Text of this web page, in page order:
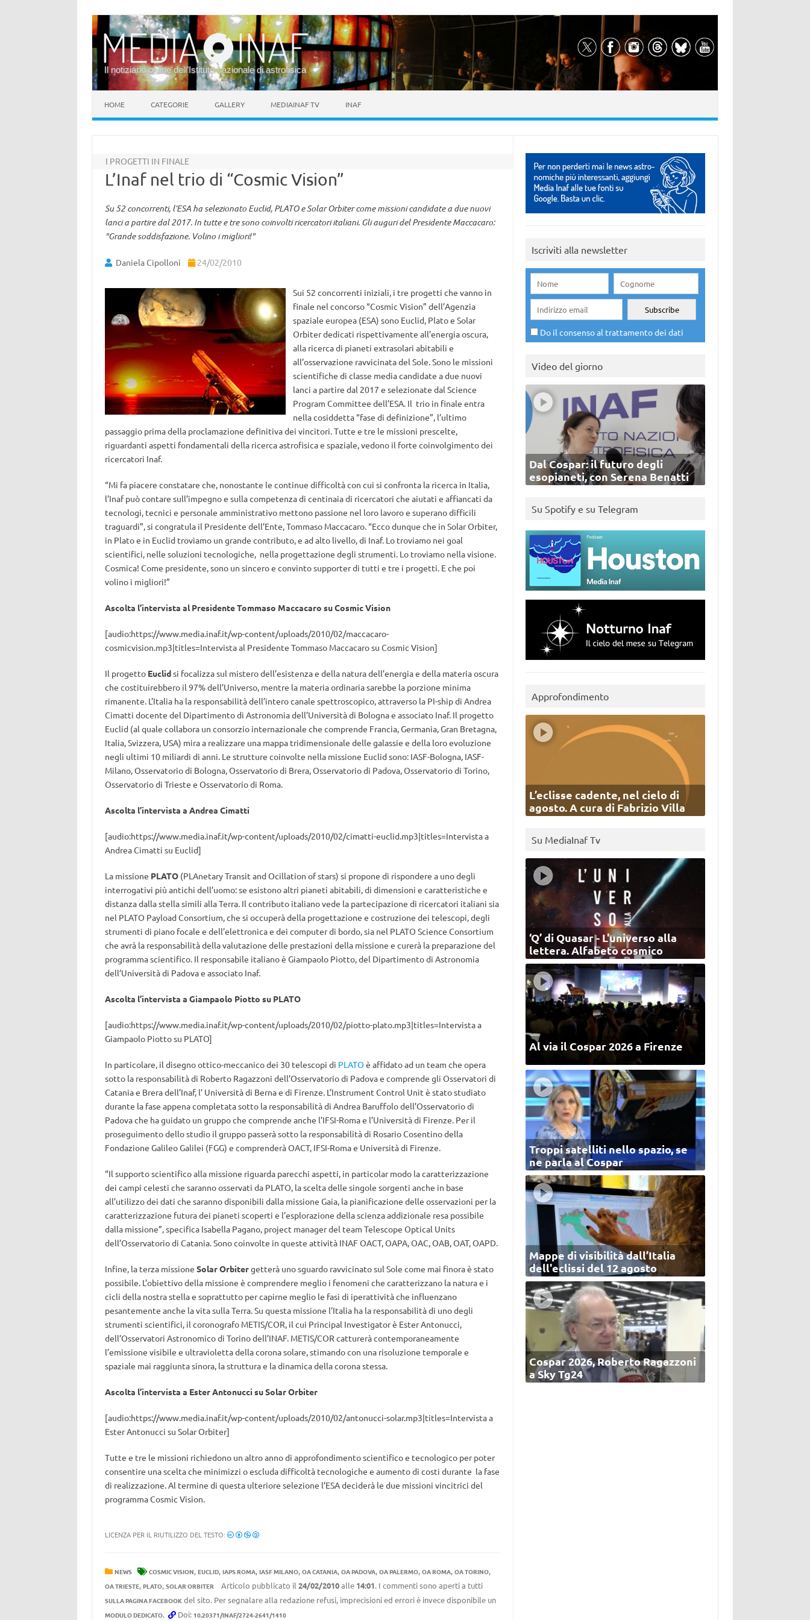
Il notiziario online dell’Istituto nazionale di astrofisica
HOME CATEGORIE GALLERY MEDIAINAF TV INAF
I PROGETTI IN FINALE
L’Inaf nel trio di “Cosmic Vision”
Su 52 concorrenti, l’ESA ha selezionato Euclid, PLATO e Solar Orbiter come missioni candidate a due nuovi
lanci a partire dal 2017. In tutte e tre sono coinvolti ricercatori italiani. Gli auguri del Presidente Maccacaro:
"Grande soddisfazione. Volino i migliori!"
Daniela Cipolloni 24/02/2010
Sui 52 concorrenti iniziali, i tre progetti che vanno in
finale nel concorso “Cosmic Vision” dell’Agenzia
spaziale europea (ESA) sono Euclid, Plato e Solar
Orbiter dedicati rispettivamente all’energia oscura,
alla ricerca di pianeti extrasolari abitabili e
all’osservazione ravvicinata del Sole. Sono le missioni
scientifiche di classe media candidate a due nuovi
lanci a partire dal 2017 e selezionate dal Science
Program Committee dell’ESA. Il trio in finale entra
nella cosiddetta “fase di definizione”, l’ultimo
passaggio prima della proclamazione definitiva dei vincitori. Tutte e tre le missioni prescelte,
riguardanti aspetti fondamentali della ricerca astrofisica e spaziale, vedono il forte coinvolgimento dei
ricercatori Inaf.
“Mi fa piacere constatare che, nonostante le continue difficoltà con cui si confronta la ricerca in Italia,
l’Inaf può contare sull’impegno e sulla competenza di centinaia di ricercatori che aiutati e affiancati da
tecnologi, tecnici e personale amministrativo mettono passione nel loro lavoro e superano difficili
traguardi”, si congratula il Presidente dell’Ente, Tommaso Maccacaro. “Ecco dunque che in Solar Orbiter,
in Plato e in Euclid troviamo un grande contributo, e ad alto livello, di Inaf. Lo troviamo nei goal
scientifici, nelle soluzioni tecnologiche, nella progettazione degli strumenti. Lo troviamo nella visione.
Cosmica! Come presidente, sono un sincero e convinto supporter di tutti e tre i progetti. E che poi
volino i migliori!”
Ascolta l’intervista al Presidente Tommaso Maccacaro su Cosmic Vision
[audio:https://www.media.inaf.it/wp-content/uploads/2010/02/maccacaro-
cosmicvision.mp3|titles=Intervista al Presidente Tommaso Maccacaro su Cosmic Vision]
Il progetto Euclidsi focalizza sul mistero dell’esistenza e della natura dell’energia e della materia oscura
che costituirebbero il 97% dell’Universo, mentre la materia ordinaria sarebbe la porzione minima
rimanente. L’Italia ha la responsabilità dell’intero canale spettroscopico, attraverso la PI-ship di Andrea
Cimatti docente del Dipartimento di Astronomia dell’Università di Bologna e associato Inaf. Il progetto
Euclid (al quale collabora un consorzio internazionale che comprende Francia, Germania, Gran Bretagna,
Italia, Svizzera, USA) mira a realizzare una mappa tridimensionale delle galassie e della loro evoluzione
negli ultimi 10 miliardi di anni. Le strutture coinvolte nella missione Euclid sono: IASF-Bologna, IASF-
Milano, Osservatorio di Bologna, Osservatorio di Brera, Osservatorio di Padova, Osservatorio di Torino,
Osservatorio di Trieste e Osservatorio di Roma.
Ascolta l’intervista a Andrea Cimatti
[audio:https://www.media.inaf.it/wp-content/uploads/2010/02/cimatti-euclid.mp3|titles=Intervista a
Andrea Cimatti su Euclid]
La missione PLATO(PLAnetary Transit and Ocillation of stars) si propone di rispondere a uno degli
interrogativi più antichi dell’uomo: se esistono altri pianeti abitabili, di dimensioni e caratteristiche e
distanza dalla stella simili alla Terra. Il contributo italiano vede la partecipazione di ricercatori italiani sia
nel PLATO Payload Consortium, che si occuperà della progettazione e costruzione dei telescopi, degli
strumenti di piano focale e dell’elettronica e dei computer di bordo, sia nel PLATO Science Consortium
che avrà la responsabilità della valutazione delle prestazioni della missione e curerà la preparazione del
programma scientifico. Il responsabile italiano è Giampaolo Piotto, del Dipartimento di Astronomia
dell’Università di Padova e associato Inaf.
Ascolta l’intervista a Giampaolo Piotto su PLATO
[audio:https://www.media.inaf.it/wp-content/uploads/2010/02/piotto-plato.mp3|titles=Intervista a
Giampaolo Piotto su PLATO]
In particolare, il disegno ottico-meccanico dei 30 telescopi di PLATO è affidato ad un team che opera
sotto la responsabilità di Roberto Ragazzoni dell’Osservatorio di Padova e comprende gli Osservatori di
Catania e Brera dell’Inaf, l’ Università di Berna e di Firenze. L’Instrument Control Unit è stato studiato
durante la fase appena completata sotto la responsabilità di Andrea Baruffolo dell’Osservatorio di
Padova che ha guidato un gruppo che comprende anche l’IFSI-Roma e l’Università di Firenze. Per il
proseguimento dello studio il gruppo passerà sotto la responsabilità di Rosario Cosentino della
Fondazione Galileo Galilei (FGG) e comprenderà OACT, IFSI-Roma e Università di Firenze.
“Il supporto scientifico alla missione riguarda parecchi aspetti, in particolar modo la caratterizzazione
dei campi celesti che saranno osservati da PLATO, la scelta delle singole sorgenti anche in base
all’utilizzo dei dati che saranno disponibili dalla missione Gaia, la pianificazione delle osservazioni per la
caratterizzazione futura dei pianeti scoperti e l’esplorazione della scienza addizionale resa possibile
dalla missione”, specifica Isabella Pagano, project manager del team Telescope Optical Units
dell’Osservatorio di Catania. Sono coinvolte in queste attività INAF OACT, OAPA, OAC, OAB, OAT, OAPD.
Infine, la terza missione Solar Orbitergetterà uno sguardo ravvicinato sul Sole come mai finora è stato
possibile. L’obiettivo della missione è comprendere meglio i fenomeni che caratterizzano la natura e i
cicli della nostra stella e soprattutto per capirne meglio le fasi di iperattività che influenzano
pesantemente anche la vita sulla Terra. Su questa missione l’Italia ha la responsabilità di uno degli
strumenti scientifici, il coronografo METIS/COR, il cui Principal Investigator è Ester Antonucci,
dell’Osservatori Astronomico di Torino dell’INAF. METIS/COR catturerà contemporaneamente
l’emissione visibile e ultravioletta della corona solare, stimando con una risoluzione temporale e
spaziale mai raggiunta sinora, la struttura e la dinamica della corona stessa.
Ascolta l’intervista a Ester Antonucci su Solar Orbiter
[audio:https://www.media.inaf.it/wp-content/uploads/2010/02/antonucci-solar.mp3|titles=Intervista a
Ester Antonucci su Solar Orbiter]
Tutte e tre le missioni richiedono un altro anno di approfondimento scientifico e tecnologico per poter
consentire una scelta che minimizzi o escluda difficoltà tecnologiche e aumento di costi durante la fase
di realizzazione. Al termine di questa ulteriore selezione l’ESA deciderà le due missioni vincitrici del
programma Cosmic Vision.
LICENZA PER IL RIUTILIZZO DEL TESTO:
NEWS COSMIC VISION, EUCLID, IAPS ROMA, IASF MILANO, OA CATANIA, OA PADOVA, OA PALERMO, OA ROMA, OA TORINO,
OA TRIESTE, PLATO, SOLAR ORBITER Articolo pubblicato il 24/02/2010alle 14:01. I commenti sono aperti a tutti
SULLA PAGINA FACEBOOKdel sito. Per segnalare alla redazione refusi, imprecisioni ed errori è invece disponibile un
MODULO DEDICATO. Doi: 10.20371/INAF/2724-2641/1410
Iscriviti alla newsletter
Do il consenso al trattamento dei dati
Video del giorno
Dal Cospar: il futuro degli
esopianeti, con Serena Benatti
Su Spotify e su Telegram
Approfondimento
L’eclisse cadente, nel cielo di
agosto. A cura di Fabrizio Villa
Su MediaInaf Tv
‘Q’ di Quasar - L'universo alla
lettera. Alfabeto cosmico
Al via il Cospar 2026 a Firenze
Troppi satelliti nello spazio, se
ne parla al Cospar
Mappe di visibilità dall’Italia
dell'eclissi del 12 agosto
Cospar 2026, Roberto Ragazzoni
a Sky Tg24